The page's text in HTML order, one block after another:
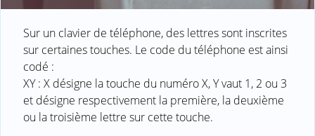
Sur un clavier de téléphone, des lettres sont inscrites
sur certaines touches. Le code du téléphone est ainsi
codé :
XY : X désigne la touche du numéro X, Y vaut 1, 2 ou 3
et désigne respectivement la première, la deuxième
ou la troisième lettre sur cette touche.